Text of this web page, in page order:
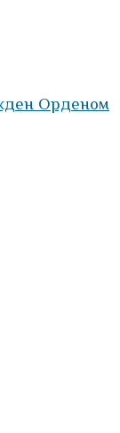
Орденом